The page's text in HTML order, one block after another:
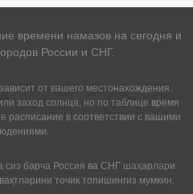
времени намазов на сегодня и
России и СНГ.
от вашего местонахождения.
заход солнца, но по таблице время
расписание в соответствии с вашими
сиз барча Россия ва СНГ шаҳарлари
точик топишингиз мумкин.